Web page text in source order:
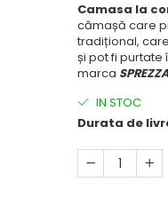
Camasa la
cămașă care
tradițional,
și pot fi
marca
IN STOC
Durata de